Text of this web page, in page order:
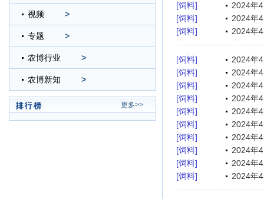
[饲料]
2024年
[饲料]
2024年
[饲料]
2024年
[饲料]
2024年
[饲料]
2024年
[饲料]
2024年
[饲料]
2024年
[饲料]
2024年
[饲料]
2024年
[饲料]
2024年
[饲料]
2024年
[饲料]
2024年
[饲料]
2024年
视频 >
专题 >
农博行业 >
农博新知 >
更多>>